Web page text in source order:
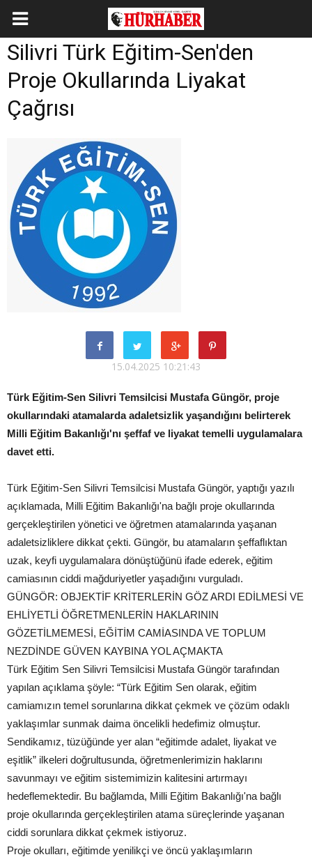
Silivri Türk Eğitim-Sen'den
Proje Okullarında Liyakat
Çağrısı
15.04.2025 10:21:43
Türk Eğitim-Sen Silivri Temsilcisi Mustafa Güngör, proje
okullarındaki atamalarda adaletsizlik yaşandığını belirterek
Milli Eğitim Bakanlığı'nı şeffaf ve liyakat temelli uygulamalara
davet etti.
Türk Eğitim-Sen Silivri Temsilcisi Mustafa Güngör, yaptığı yazılı
açıklamada, Milli Eğitim Bakanlığı'na bağlı proje okullarında
gerçekleştirilen yönetici ve öğretmen atamalarında yaşanan
adaletsizliklere dikkat çekti. Güngör, bu atamaların şeffaflıktan
uzak, keyfi uygulamalara dönüştüğünü ifade ederek, eğitim
camiasının ciddi mağduriyetler yaşadığını vurguladı.
GÜNGÖR: OBJEKTİF KRİTERLERİN GÖZ ARDI EDİLMESİ VE
EHLİYETLİ ÖĞRETMENLERİN HAKLARININ
GÖZETİLMEMESİ, EĞİTİM CAMİASINDA VE TOPLUM
NEZDİNDE GÜVEN KAYBINA YOL AÇMAKTA
Türk Eğitim Sen Silivri Temsilcisi Mustafa Güngör tarafından
yapılan açıklama şöyle: “Türk Eğitim Sen olarak, eğitim
camiamızın temel sorunlarına dikkat çekmek ve çözüm odaklı
yaklaşımlar sunmak daima öncelikli hedefimiz olmuştur.
Sendikamız, tüzüğünde yer alan “eğitimde adalet, liyakat ve
eşitlik” ilkeleri doğrultusunda, öğretmenlerimizin haklarını
savunmayı ve eğitim sistemimizin kalitesini artırmayı
hedeflemektedir. Bu bağlamda, Milli Eğitim Bakanlığı'na bağlı
proje okullarında gerçekleştirilen atama süreçlerinde yaşanan
ciddi sorunlara dikkat çekmek istiyoruz.
Proje okulları, eğitimde yenilikçi ve öncü yaklaşımların